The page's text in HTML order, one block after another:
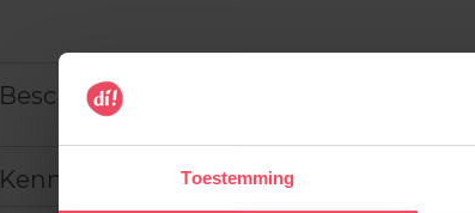
Toestemming
Beschrijving
Kenmerken